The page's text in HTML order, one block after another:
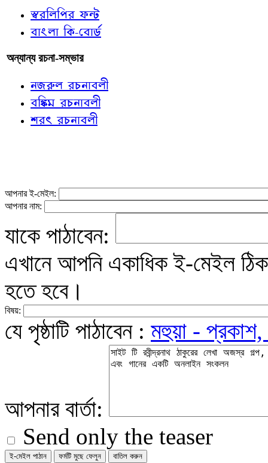
স্বরলিপির ফন্ট
বাংলা কি-বোর্ড
অন্যান্য রচনা-সম্ভার
নজরুল রচনাবলী
বঙ্কিম রচনাবলী
শরৎ রচনাবলী
আপনার ই-মেইল:
আপনার নাম:
যাকে পাঠাবেন:
এখানে আপনি একাধিক ই-মেইল
হতে হবে।
বিষয়:
যে পৃষ্ঠাটি পাঠাবেন : মহুয়া -
আপনার বার্তা:
Send only the teaser